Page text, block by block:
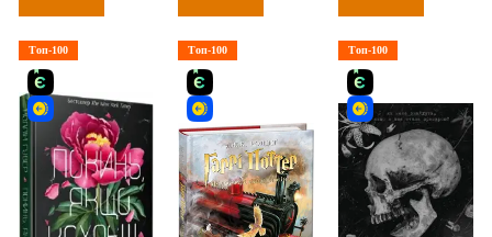
Топ-100 Топ-100 Топ-100